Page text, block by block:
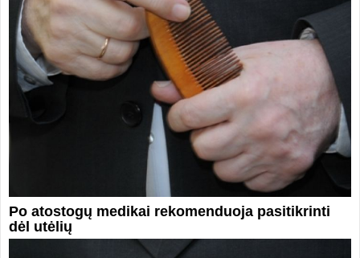
Po atostogų medikai rekomenduoja pasitikrinti
dėl utėlių